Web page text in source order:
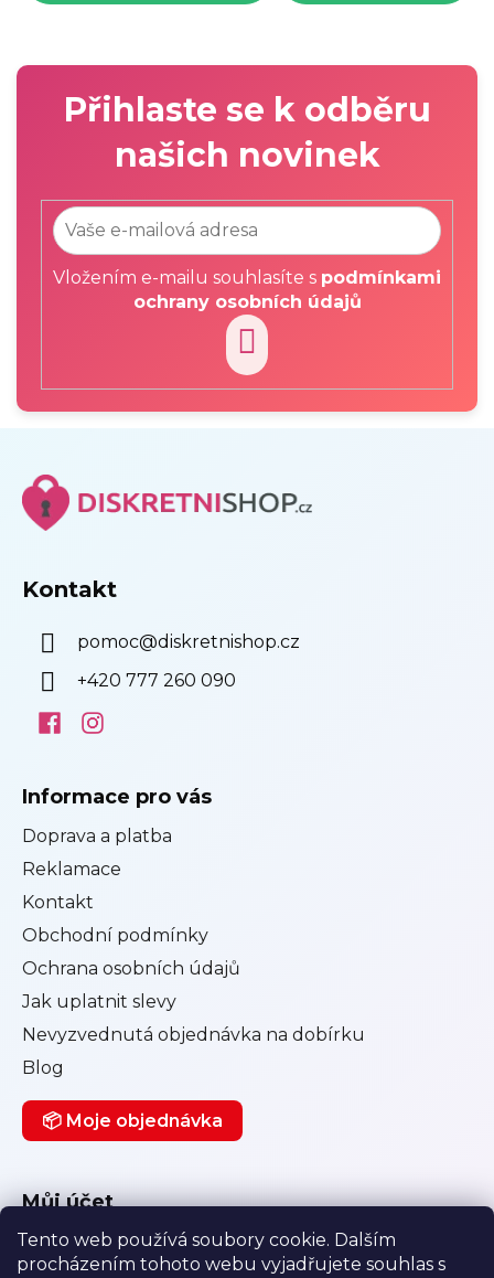
Tento web používá soubory cookie. Dalším
procházením tohoto webu vyjadřujete souhlas s
Přihlaste se k odběru
našich novinek
Vložením e-mailu souhlasíte s podmínkami
ochrany osobních údajů
PŘIHLÁSIT
SE
Kontakt
pomoc@diskretnishop.cz
+420 777 260 090
Informace pro vás
Doprava a platba
Reklamace
Kontakt
Obchodní podmínky
Ochrana osobních údajů
Jak uplatnit slevy
Nevyzvednutá objednávka na dobírku
Blog
📦 Moje objednávka
Můj účet
Přihlásit se